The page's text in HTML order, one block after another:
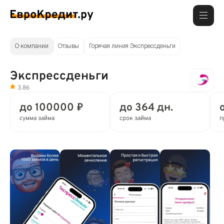
О компании Отзывы Горячая линия Экспрессденьги
Экспрессденьги
3.86
до 100000 ₽
сумма займа
до 364 дн.
срок займа